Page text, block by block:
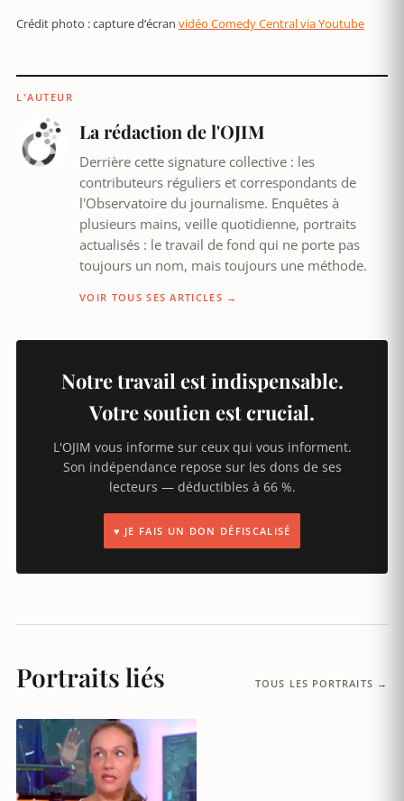
Crédit photo : capture d’écran vidéo Comedy Central via Youtube
L'AUTEUR
La rédaction de l'OJIM
Derrière cette signature collective : les
contributeurs réguliers et correspondants de
l'Observatoire du journalisme. Enquêtes à
plusieurs mains, veille quotidienne, portraits
actualisés : le travail de fond qui ne porte pas
toujours un nom, mais toujours une méthode.
VOIR TOUS SES ARTICLES →
Notre travail est indispensable.
Votre soutien est crucial.
L'OJIM vous informe sur ceux qui vous informent.
Son indépendance repose sur les dons de ses
lecteurs — déductibles à 66 %.
♥ JE FAIS UN DON DÉFISCALISÉ
Portraits liés TOUS LES PORTRAITS →